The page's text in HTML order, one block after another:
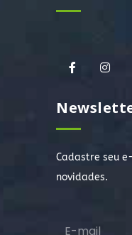
Cadastre seu
novidades.